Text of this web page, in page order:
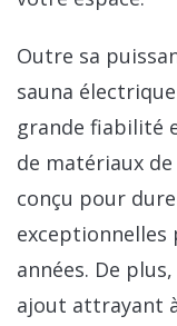
Outre sa
sauna
grande fiabilité
de matériaux
conçu pour
exceptionnelles
années. De
ajout attrayant